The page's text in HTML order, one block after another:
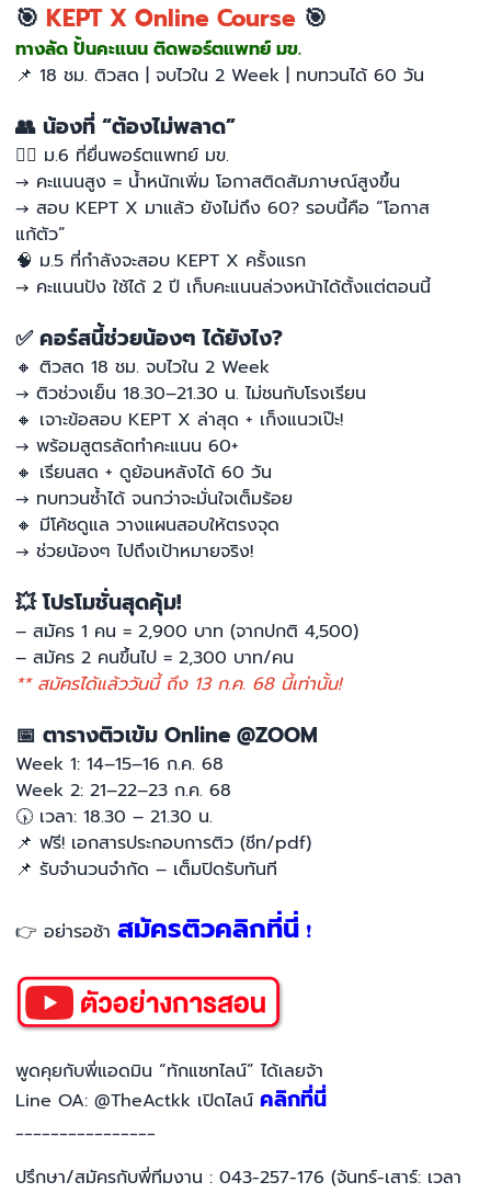
🎯 KEPT X Online Course 🎯
ทางลัด ปั้นคะแนน ติดพอร์ตแพทย์ มข.
📌 18 ชม. ติวสด | จบไวใน 2 Week | ทบทวนได้ 60 วัน
👥 น้องที่ “ต้องไม่พลาด”
👩‍⚕️ ม.6 ที่ยื่นพอร์ตแพทย์ มข.
→ คะแนนสูง = น้ำหนักเพิ่ม โอกาสติดสัมภาษณ์สูงขึ้น
→ สอบ KEPT X มาแล้ว ยังไม่ถึง 60? รอบนี้คือ “โอกาส
แก้ตัว”
🧠 ม.5 ที่กำลังจะสอบ KEPT X ครั้งแรก
→ คะแนนปัง ใช้ได้ 2 ปี เก็บคะแนนล่วงหน้าได้ตั้งแต่ตอนนี้
✅คอร์สนี้ช่วยน้องๆ ได้ยังไง?
🔸 ติวสด 18 ชม. จบไวใน 2 Week
→ ติวช่วงเย็น 18.30–21.30 น. ไม่ชนกับโรงเรียน
🔸 เจาะข้อสอบ KEPT X ล่าสุด + เก็งแนวเป๊ะ!
→ พร้อมสูตรลัดทำคะแนน 60+
🔸 เรียนสด + ดูย้อนหลังได้ 60 วัน
→ ทบทวนซ้ำได้ จนกว่าจะมั่นใจเต็มร้อย
🔸 มีโค้ชดูแล วางแผนสอบให้ตรงจุด
→ ช่วยน้องๆ ไปถึงเป้าหมายจริง!
💥โปรโมชั่นสุดคุ้ม!
– สมัคร 1 คน = 2,900 บาท (จากปกติ 4,500)
– สมัคร 2 คนขึ้นไป = 2,300 บาท/คน
** สมัครได้แล้ววันนี้ ถึง 13 ก.ค. 68 นี้เท่านั้น!
📅 ตารางติวเข้ม Online @ZOOM
Week 1: 14–15–16 ก.ค. 68
Week 2: 21–22–23 ก.ค. 68
🕠 เวลา: 18.30 – 21.30 น.
📌 ฟรี! เอกสารประกอบการติว (ชีท/pdf)
📌 รับจำนวนจำกัด – เต็มปิดรับทันที
👉 อย่ารอช้า สมัครติวคลิกที่นี่ ❗
พูดคุยกับพี่แอดมิน “ทักแชทไลน์” ได้เลยจ้า
Line OA: @TheActkk เปิดไลน์ คลิกที่นี่
________________
ปรึกษา/สมัครกับพี่ทีมงาน : 043-257-176 (จันทร์-เสาร์: เวลา